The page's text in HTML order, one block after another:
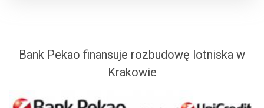
Bank Pekao finansuje rozbudowę lotniska w
Krakowie